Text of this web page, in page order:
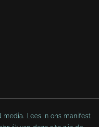
media. Lees in ons manifest